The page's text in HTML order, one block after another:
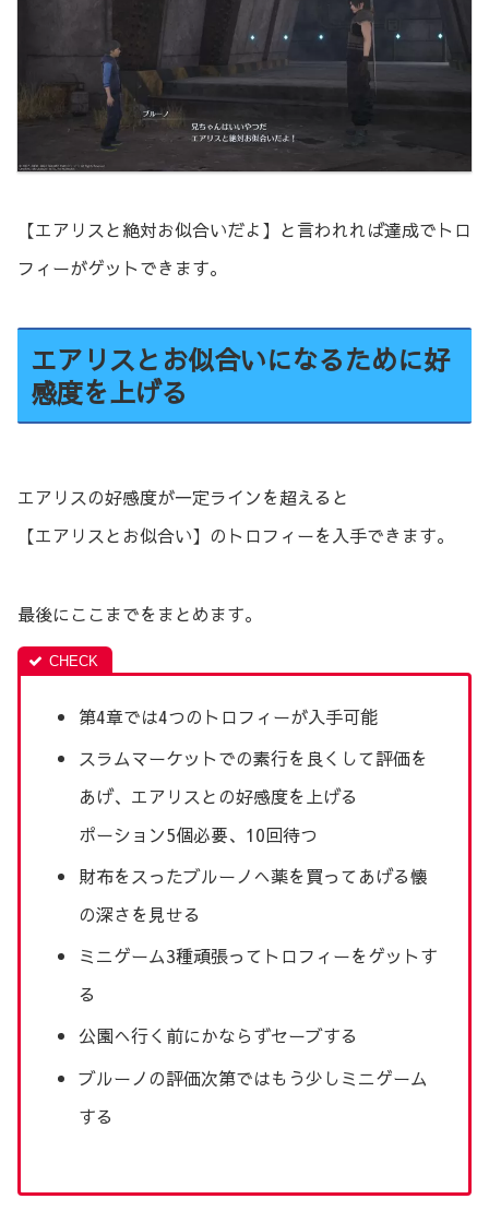
【エアリスと絶対お似合いだよ】と言われれば達成でトロ
フィーがゲットできます。
エアリスとお似合いになるために好
感度を上げる
エアリスの好感度が一定ラインを超えると
【エアリスとお似合い】のトロフィーを入手できます。
最後にここまでをまとめます。
第4章では4つのトロフィーが入手可能
スラムマーケットでの素行を良くして評価を
あげ、エアリスとの好感度を上げる
ポーション5個必要、10回待つ
財布をスったブルーノへ薬を買ってあげる懐
の深さを見せる
ミニゲーム3種頑張ってトロフィーをゲットす
る
公園へ行く前にかならずセーブする
ブルーノの評価次第ではもう少しミニゲーム
する